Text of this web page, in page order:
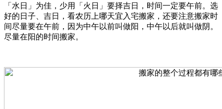
「水日」为佳，少用「火日」要择吉日，时间一定要午前。选
好的日子、吉日，看农历上哪天宜入宅搬家，还要注意搬家时
间尽量要在午前，因为中午以前叫做阳，中午以后就叫做阴。
尽量在阳的时间搬家。